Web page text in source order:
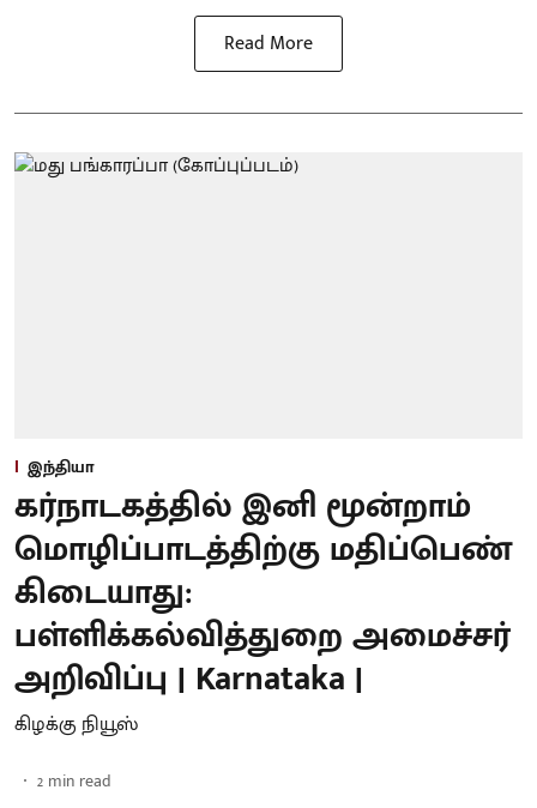
Read More
இந்தியா
கர்நாடகத்தில் இனி மூன்றாம்
மொழிப்பாடத்திற்கு மதிப்பெண்
கிடையாது:
பள்ளிக்கல்வித்துறை அமைச்சர்
அறிவிப்பு | Karnataka |
கிழக்கு நியூஸ்
2 min read